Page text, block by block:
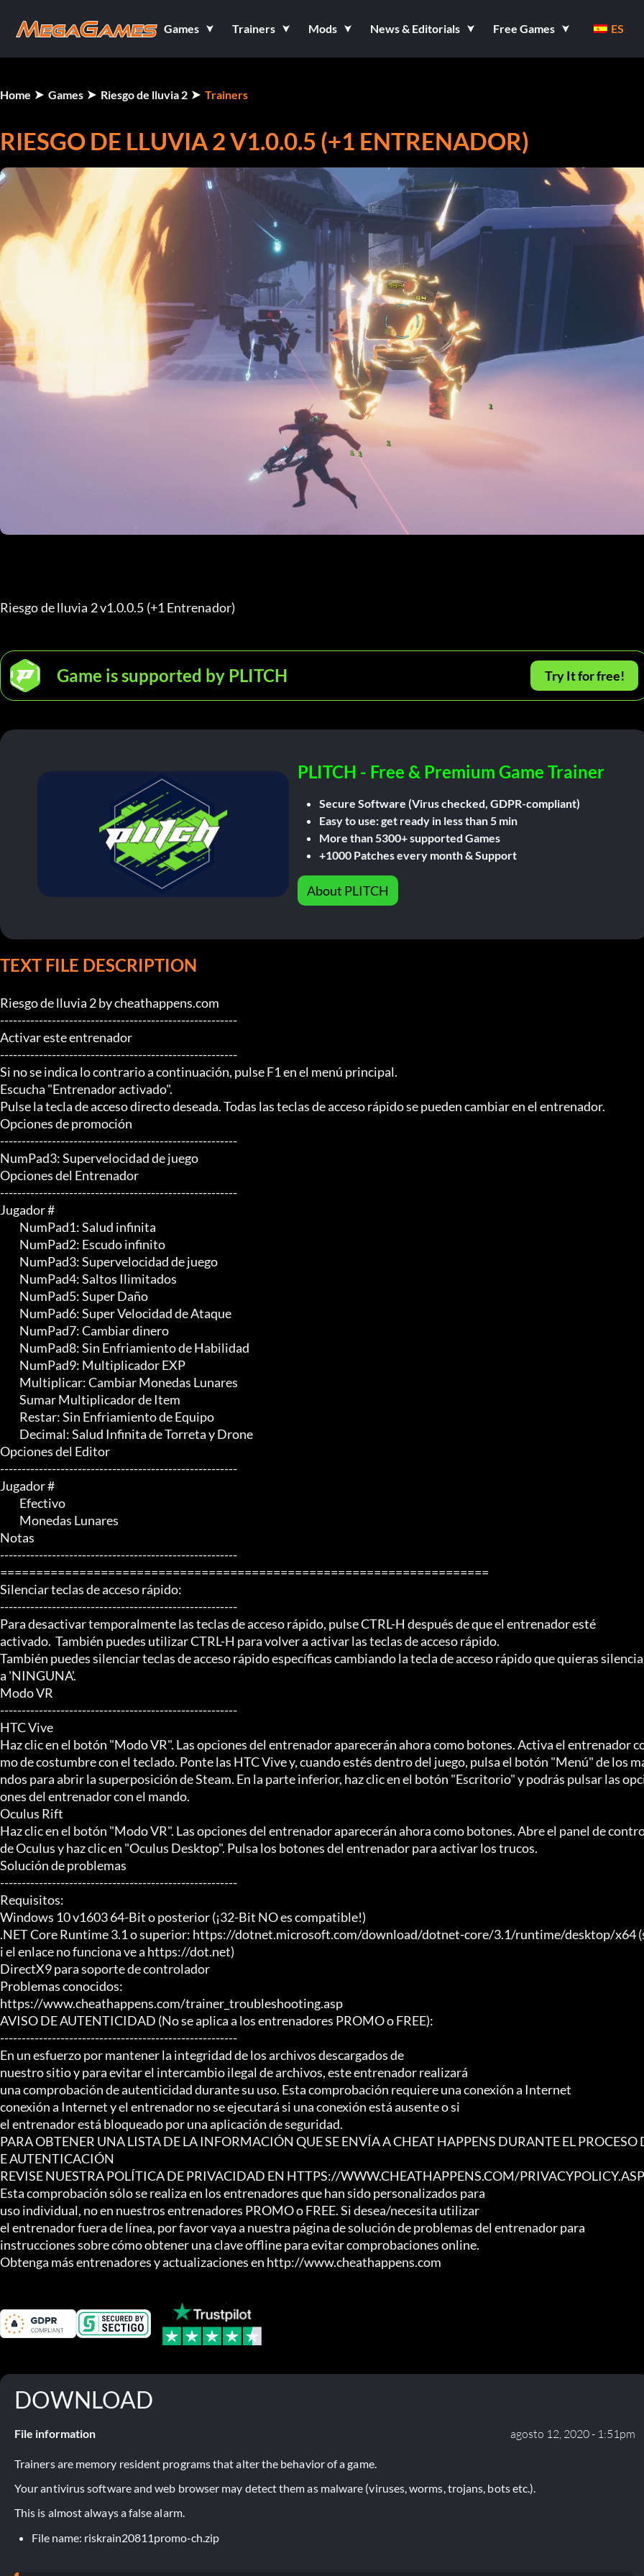
Games Trainers Mods News & Editorials Free Games ES
Home Games Riesgo de lluvia 2 Trainers
RIESGO DE LLUVIA 2 V1.0.0.5 (+1 ENTRENADOR)
Riesgo de lluvia 2 v1.0.0.5 (+1 Entrenador)
Game is supported by PLITCH Try It for free!
PLITCH - Free & Premium Game Trainer
Secure Software (Virus checked, GDPR-compliant)
Easy to use: get ready in less than 5 min
More than 5300+ supported Games
+1000 Patches every month & Support
About PLITCH
TEXT FILE DESCRIPTION
Riesgo de lluvia 2 by cheathappens.com
-------------------------------------------------------
Activar este entrenador
-------------------------------------------------------
Si no se indica lo contrario a continuación, pulse F1 en el menú principal.
Escucha "Entrenador activado".
Pulse la tecla de acceso directo deseada. Todas las teclas de acceso rápido se pueden cambiar en el entrenador.
Opciones de promoción
-------------------------------------------------------
NumPad3: Supervelocidad de juego
Opciones del Entrenador
-------------------------------------------------------
Jugador #
Opciones del Editor
-------------------------------------------------------
Jugador #
Notas
-------------------------------------------------------
====================================================================
Silenciar teclas de acceso rápido:
-------------------------------------------------------
Para desactivar temporalmente las teclas de acceso rápido, pulse CTRL-H después de que el entrenador esté
activado.  También puedes utilizar CTRL-H para volver a activar las teclas de acceso rápido.
También puedes silenciar teclas de acceso rápido específicas cambiando la tecla de acceso rápido que quieras
a 'NINGUNA'.
Modo VR
-------------------------------------------------------
HTC Vive
Haz clic en el botón "Modo VR". Las opciones del entrenador aparecerán ahora como botones. Activa el entrenador
mo de costumbre con el teclado. Ponte las HTC Vive y, cuando estés dentro del juego, pulsa el botón "Menú" de los
ndos para abrir la superposición de Steam. En la parte inferior, haz clic en el botón "Escritorio" y podrás pulsar las
ones del entrenador con el mando.
Oculus Rift
Haz clic en el botón "Modo VR". Las opciones del entrenador aparecerán ahora como botones. Abre el panel de
de Oculus y haz clic en "Oculus Desktop". Pulsa los botones del entrenador para activar los trucos.
Solución de problemas
-------------------------------------------------------
Requisitos:
Windows 10 v1603 64-Bit o posterior (¡32-Bit NO es compatible!)
.NET Core Runtime 3.1 o superior: https://dotnet.microsoft.com/download/dotnet-core/3.1/runtime/desktop/x64
i el enlace no funciona ve a https://dot.net)
DirectX9 para soporte de controlador
Problemas conocidos:
https://www.cheathappens.com/trainer_troubleshooting.asp
AVISO DE AUTENTICIDAD (No se aplica a los entrenadores PROMO o FREE):
-------------------------------------------------------
En un esfuerzo por mantener la integridad de los archivos descargados de
nuestro sitio y para evitar el intercambio ilegal de archivos, este entrenador realizará
una comprobación de autenticidad durante su uso. Esta comprobación requiere una conexión a Internet
conexión a Internet y el entrenador no se ejecutará si una conexión está ausente o si
el entrenador está bloqueado por una aplicación de seguridad.
PARA OBTENER UNA LISTA DE LA INFORMACIÓN QUE SE ENVÍA A CHEAT HAPPENS DURANTE EL PROCESO
E AUTENTICACIÓN
REVISE NUESTRA POLÍTICA DE PRIVACIDAD EN HTTPS://WWW.CHEATHAPPENS.COM/PRIVACYPOLICY.ASP
Esta comprobación sólo se realiza en los entrenadores que han sido personalizados para
uso individual, no en nuestros entrenadores PROMO o FREE. Si desea/necesita utilizar
el entrenador fuera de línea, por favor vaya a nuestra página de solución de problemas del entrenador para
instrucciones sobre cómo obtener una clave offline para evitar comprobaciones online.
Obtenga más entrenadores y actualizaciones en http://www.cheathappens.com
DOWNLOAD
File information agosto 12, 2020 - 1:51pm
Trainers are memory resident programs that alter the behavior of a game.
Your antivirus software and web browser may detect them as malware (viruses, worms, trojans, bots etc.).
This is almost always a false alarm.
File name: riskrain20811promo-ch.zip